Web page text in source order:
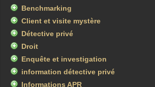
Benchmarking
Client et visite mystère
Détective privé
Droit
Enquête et investigation
information détective privé
Informations APR